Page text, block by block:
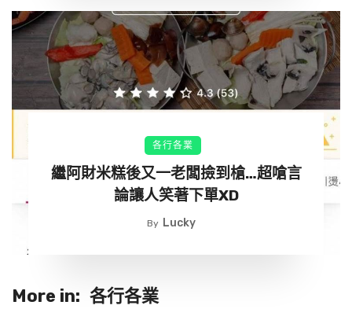
的學生，吃完飯可以用洗30分鐘碗來折抵飯錢」這件
事，養飽了當地附近許多的窮學子們。但是現在傳出這
間店將要在今年的10月底關店了，讓許多人都感到十分
▼這間「餃子的王將出町店」位於京都大學和同志社大
學的附近，因此有一大部分客群都是學生，70歲的老闆
井上定博表示，這間店從1982年開始就提供「用洗碗換
免費用餐」的服務，主要是因為他想要「回報社會」，
因為在他還年輕的時候，也曾有過因為沒有錢溫飽而受
到周遭的人幫助的經驗，所以他在有能力的時候，決定
將這份善意回報給社會。
各行各業
繼阿財米糕後又一老闆撿到槍…超嗆言
論讓人笑著下單XD
By Lucky
More in: 各行各業